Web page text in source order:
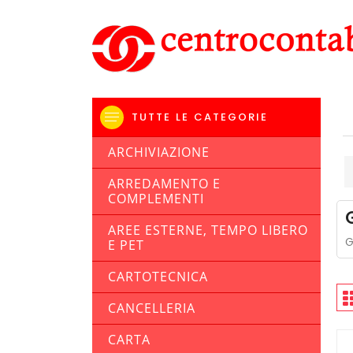
TUTTE LE CATEGORIE
ARCHIVIAZIONE
ARREDAMENTO E
COMPLEMENTI
AREE ESTERNE, TEMPO LIBERO
E PET
CARTOTECNICA
CANCELLERIA
CARTA